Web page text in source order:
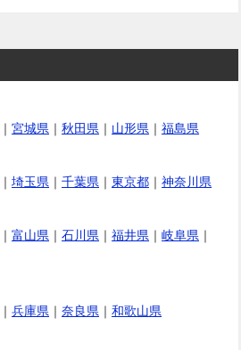
｜ 宮城県 ｜ 秋田県 ｜ 山形県 ｜ 福島県
｜ 埼玉県 ｜ 千葉県 ｜ 東京都 ｜ 神奈川県
｜ 富山県 ｜ 石川県 ｜ 福井県 ｜ 岐阜県 ｜
｜ 兵庫県 ｜ 奈良県 ｜ 和歌山県